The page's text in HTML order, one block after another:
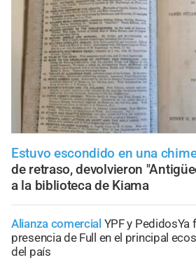
Estuvo escondido en una
de retraso, devolvieron
a la biblioteca de Kiama
Alianza comercial YPF y PedidosYa
presencia de Full en el principal
del país